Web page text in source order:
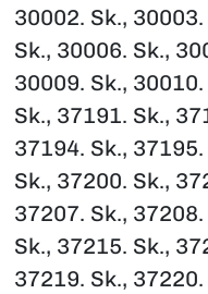
30002. Sk.,
Sk., 30006. Sk.,
30009. Sk.,
Sk., 37191. Sk.,
37194. Sk.,
Sk., 37200. Sk.,
37207. Sk.,
Sk., 37215. Sk.,
37219. Sk.,